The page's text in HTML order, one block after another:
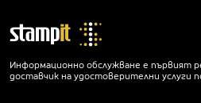
Информационно обслужване е първият
доставчик на удостоверителни услуги